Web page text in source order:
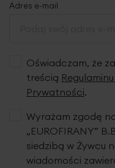
Adres e-mail
Oświadczam, że
treścią
Prywatności.
Wyrażam zgodę
„EUROFIRANY”
siedzibą w Żywcu
wiadomości